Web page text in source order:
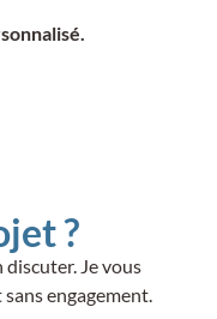
?
discuter. Je vous
engagement.